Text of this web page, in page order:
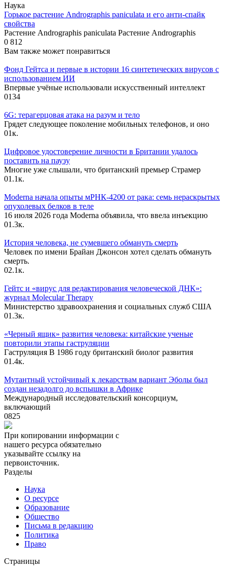
Наука
Горькое растение Andrographis paniculata и его анти-спайк
свойства
Растение Andrographis paniculata Растение Andrographis
0 812
Вам также может понравиться
Фонд Гейтса и первые в истории 16 синтетических вирусов с
использованием ИИ
Впервые учёные использовали искусственный интеллект
0134
6G: терагерцовая атака на разум и тело
Грядет следующее поколение мобильных телефонов, и оно
01к.
Цифровое удостоверение личности в Британии удалось
поставить на паузу
Многие уже слышали, что британский премьер Страмер
01.1к.
Moderna начала опыты мРНК-4200 от рака: семь нераскрытых
опухолевых белков в теле
16 июля 2026 года Moderna объявила, что ввела инъекцию
01.3к.
История человека, не сумевшего обмануть смерть
Человек по имени Брайан Джонсон хотел сделать обмануть
смерть.
02.1к.
Гейтс и «вирус для редактирования человеческой ДНК»:
журнал Molecular Therapy
Министерство здравоохранения и социальных служб США
01.3к.
«Черный ящик» развития человека: китайские ученые
повторили этапы гаструляции
Гаструляция В 1986 году британский биолог развития
01.4к.
Мутантный устойчивый к лекарствам вариант Эболы был
создан незадолго до вспышки в Африке
Международный исследовательский консорциум,
включающий
0825
При копировании информации с
нашего ресурса обязательно
указывайте ссылку на
первоисточник.
Разделы
Наука
О ресурсе
Образование
Общество
Письма в редакцию
Политика
Право
Страницы